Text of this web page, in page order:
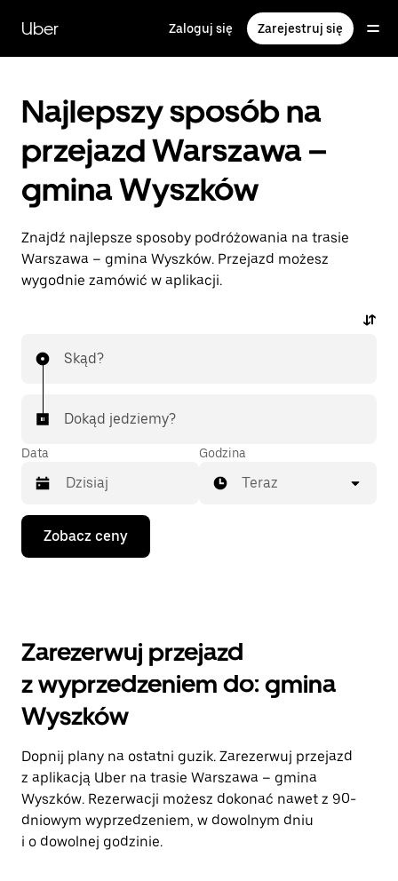
głównej
zawartości
Uber Zaloguj się Zarejestruj się
Najlepszy sposób na
przejazd Warszawa –
gmina Wyszków
Znajdź najlepsze sposoby podróżowania na trasie
Warszawa – gmina Wyszków. Przejazd możesz
wygodnie zamówić w aplikacji.
Skąd?
Dokąd jedziemy?
Data
Naciśnij
klawisz
strzałki
i wybrać
Naciśnij
klawisz
„Escape”,
zamknąć
kalendarz.
Godzina
Teraz
Zobacz ceny
Zarezerwuj przejazd
z wyprzedzeniem do: gmina
Wyszków
Dopnij plany na ostatni guzik. Zarezerwuj przejazd
z aplikacją Uber na trasie Warszawa – gmina
Wyszków. Rezerwacji możesz dokonać nawet z 90-
dniowym wyprzedzeniem, w dowolnym dniu
i o dowolnej godzinie.